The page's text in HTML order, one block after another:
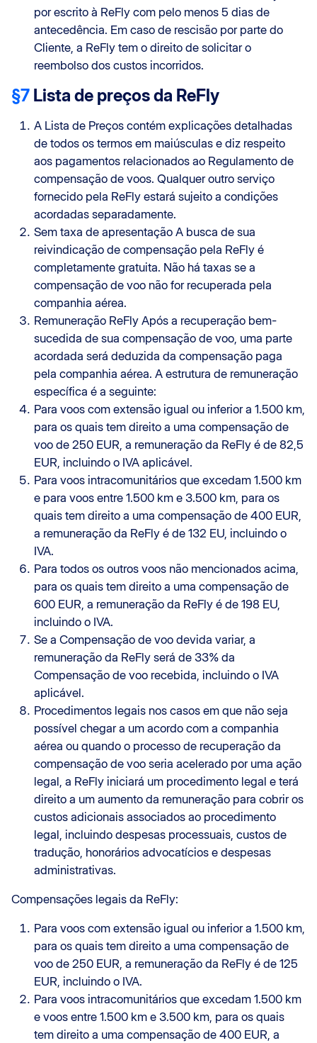
por escrito à ReFly com pelo menos 5 dias de
antecedência. Em caso de rescisão por parte do
Cliente, a ReFly tem o direito de solicitar o
reembolso dos custos incorridos.
§7 Lista de preços da ReFly
A Lista de Preços contém explicações detalhadas
de todos os termos em maiúsculas e diz respeito
aos pagamentos relacionados ao Regulamento de
compensação de voos. Qualquer outro serviço
fornecido pela ReFly estará sujeito a condições
acordadas separadamente.
Sem taxa de apresentação A busca de sua
reivindicação de compensação pela ReFly é
completamente gratuita. Não há taxas se a
compensação de voo não for recuperada pela
companhia aérea.
Remuneração ReFly Após a recuperação bem-
sucedida de sua compensação de voo, uma parte
acordada será deduzida da compensação paga
pela companhia aérea. A estrutura de remuneração
específica é a seguinte:
Para voos com extensão igual ou inferior a 1.500 km,
para os quais tem direito a uma compensação de
voo de 250 EUR, a remuneração da ReFly é de 82,5
EUR, incluindo o IVA aplicável.
Para voos intracomunitários que excedam 1.500 km
e para voos entre 1.500 km e 3.500 km, para os
quais tem direito a uma compensação de 400 EUR,
a remuneração da ReFly é de 132 EU, incluindo o
IVA.
Para todos os outros voos não mencionados acima,
para os quais tem direito a uma compensação de
600 EUR, a remuneração da ReFly é de 198 EU,
incluindo o IVA.
Se a Compensação de voo devida variar, a
remuneração da ReFly será de 33% da
Compensação de voo recebida, incluindo o IVA
aplicável.
Procedimentos legais nos casos em que não seja
possível chegar a um acordo com a companhia
aérea ou quando o processo de recuperação da
compensação de voo seria acelerado por uma ação
legal, a ReFly iniciará um procedimento legal e terá
direito a um aumento da remuneração para cobrir os
custos adicionais associados ao procedimento
legal, incluindo despesas processuais, custos de
tradução, honorários advocatícios e despesas
administrativas.
Compensações legais da ReFly:
Para voos com extensão igual ou inferior a 1.500 km,
para os quais tem direito a uma compensação de
voo de 250 EUR, a remuneração da ReFly é de 125
EUR, incluindo o IVA.
Para voos intracomunitários que excedam 1.500 km
e voos entre 1.500 km e 3.500 km, para os quais
tem direito a uma compensação de 400 EUR, a